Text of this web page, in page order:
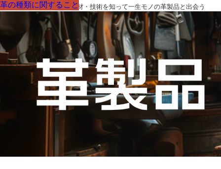
革製品の部品の呼び名・素材・技術を知って一生モノの革製品と出会う
革の種類に関すること
革の種類に関すること
革の種類に関すること
革の種類に関すること
革の種類に関すること
革の種類に関すること
革の種類に関すること